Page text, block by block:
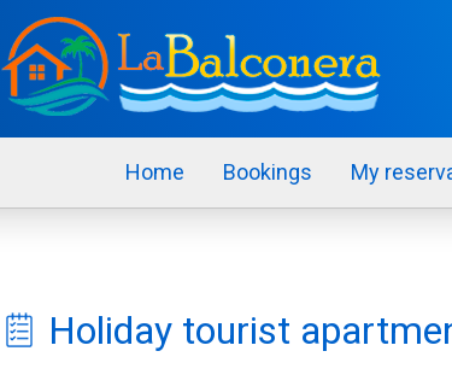
Home Bookings My
Holiday tourist